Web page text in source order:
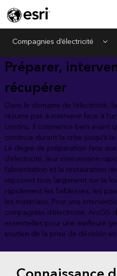
Compagnies d’électricité Menu
Préparer,
récupérer
Dans le domaine de l’électricité,
résume pas à intervenir face à
continu. Il commence bien avant
continue durant la crise jusqu’à
Le degré de préparation face
d’électricité, leur intervention
l’alimentation et la restauration
reposent tous largement sur la
rapidement les faiblesses, les
les matériaux. Pour une
compagnies d’électricité, ArcGIS
essentielles pour une meilleure
soutien de la prise de décision